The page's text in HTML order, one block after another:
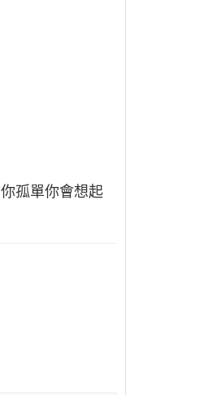
孤單你會想起